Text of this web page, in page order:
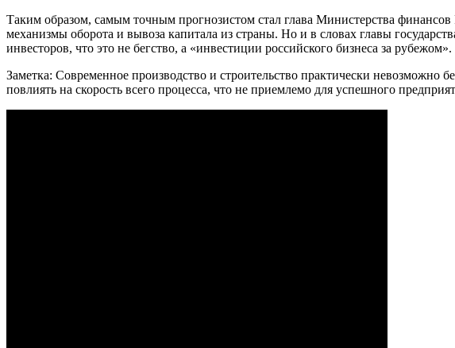
Таким образом, самым точным прогнозистом стал глава Министерства
механизмы оборота и вывоза капитала из страны. Но и в словах главы
инвесторов, что это не бегство, а «инвестиции российского бизнеса за рубежом».
Заметка: Современное производство и строительство практически
повлиять на скорость всего процесса, что не приемлемо для успешного